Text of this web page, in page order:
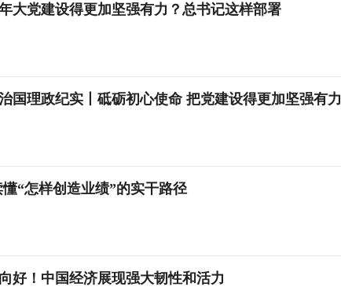
大党建设得更加坚强有力？总书记这样部署
国理政纪实丨砥砺初心使命 把党建设得更加坚强有力
“怎样创造业绩”的实干路径
好！中国经济展现强大韧性和活力